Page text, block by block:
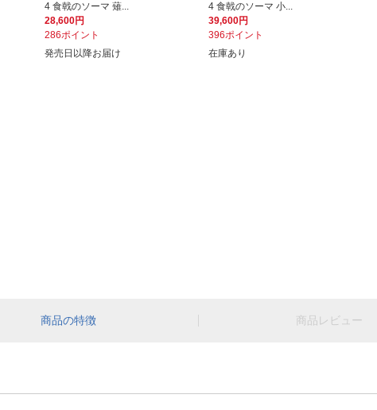
4 食戟のソーマ 薙...
28,600円
286ポイント
発売日以降お届け
4 食戟のソーマ 小...
39,600円
396ポイント
在庫あり
商品の特徴 商品レビュー